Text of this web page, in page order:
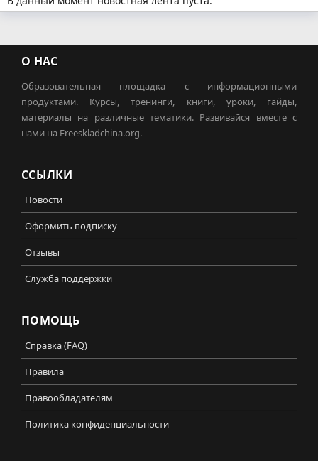
О НАС
Образовательная площадка с информационными
продуктами. Курсы, тренинги, книги, уроки, гайды,
материалы на различные тематики. Развивайся вместе с
нами на Freeskladchina.org.
ССЫЛКИ
Новости
Оформить подписку
Отзывы
Служба поддержки
ПОМОЩЬ
Справка (FAQ)
Правила
Правообладателям
Политика конфиденциальности